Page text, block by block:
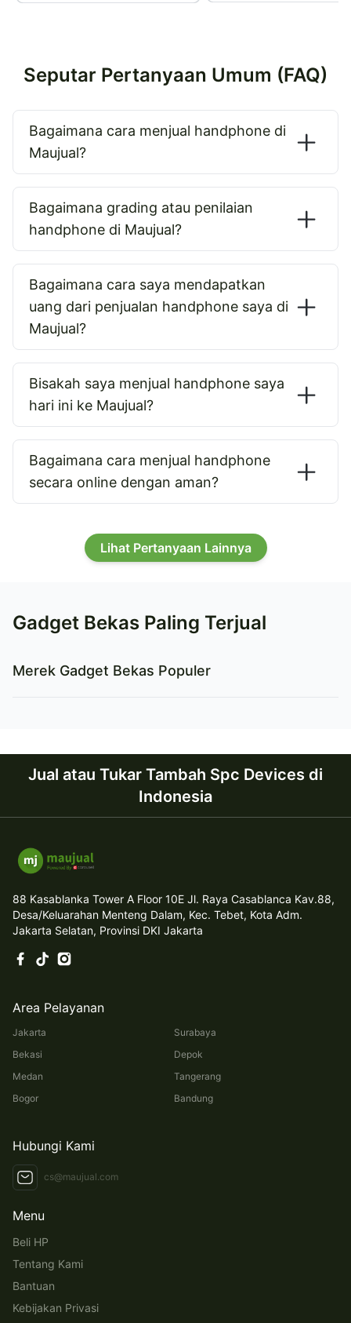
Seputar Pertanyaan Umum (FAQ)
Bagaimana cara menjual handphone di
Maujual?
Bagaimana grading atau penilaian
handphone di Maujual?
Bagaimana cara saya mendapatkan
uang dari penjualan handphone saya di
Maujual?
Bisakah saya menjual handphone saya
hari ini ke Maujual?
Bagaimana cara menjual handphone
secara online dengan aman?
Lihat Pertanyaan Lainnya
Gadget Bekas Paling Terjual
Merek Gadget Bekas Populer
Jual atau Tukar Tambah Spc Devices di
Indonesia
88 Kasablanka Tower A Floor 10E Jl. Raya Casablanca Kav.88,
Desa/Keluarahan Menteng Dalam, Kec. Tebet, Kota Adm.
Jakarta Selatan, Provinsi DKI Jakarta
Area Pelayanan
Jakarta
Bekasi
Medan
Bogor
Surabaya
Depok
Tangerang
Bandung
Hubungi Kami
cs@maujual.com
Menu
Beli HP
Tentang Kami
Bantuan
Kebijakan Privasi